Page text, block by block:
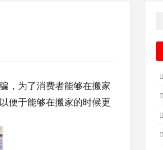
，为了消费者能够在搬家
便于能够在搬家的时候更